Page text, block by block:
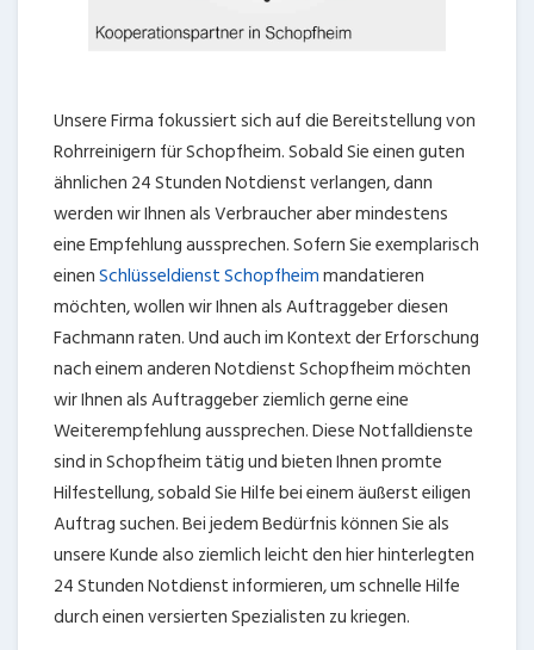
Unsere Firma fokussiert sich auf die Bereitstellung von
Rohrreinigern für Schopfheim. Sobald Sie einen guten
ähnlichen 24 Stunden Notdienst verlangen, dann
werden wir Ihnen als Verbraucher aber mindestens
eine Empfehlung aussprechen. Sofern Sie exemplarisch
einenSchlüsseldienst Schopfheimmandatieren
möchten, wollen wir Ihnen als Auftraggeber diesen
Fachmann raten. Und auch im Kontext der Erforschung
nach einem anderen Notdienst Schopfheim möchten
wir Ihnen als Auftraggeber ziemlich gerne eine
Weiterempfehlung aussprechen. Diese Notfalldienste
sind in Schopfheim tätig und bieten Ihnen promte
Hilfestellung, sobald Sie Hilfe bei einem äußerst eiligen
Auftrag suchen. Bei jedem Bedürfnis können Sie als
unsere Kunde also ziemlich leicht den hier hinterlegten
24 Stunden Notdienst informieren, um schnelle Hilfe
durch einen versierten Spezialisten zu kriegen.